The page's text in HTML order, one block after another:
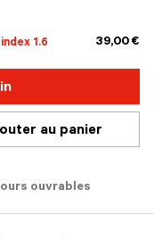
1.6 39,00 €
au panier
ouvrables